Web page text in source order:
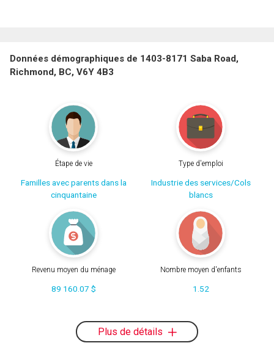
Données démographiques de 1403-8171 Saba Road,
Richmond, BC, V6Y 4B3
Étape de vie
Familles avec parents dans la
cinquantaine
Type d'emploi
Industrie des services/Cols
blancs
Revenu moyen du ménage
89 160.07 $
Nombre moyen d'enfants
1.52
Plus de détails